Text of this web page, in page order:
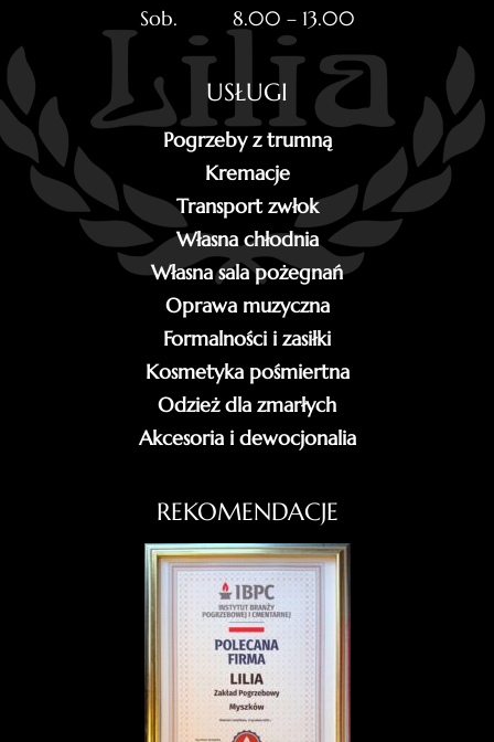
Sob. 8.00 – 13.00
USŁUGI
Pogrzeby z trumną
Kremacje
Transport zwłok
Własna chłodnia
Własna sala pożegnań
Oprawa muzyczna
Formalności i zasiłki
Kosmetyka pośmiertna
Odzież dla zmarłych
Akcesoria i dewocjonalia
REKOMENDACJE